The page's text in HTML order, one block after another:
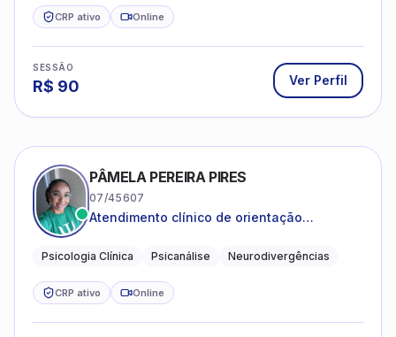
CRP ativo Online
SESSÃO
R$ 90 Ver Perfil
PÂMELA PEREIRA PIRES
07/45607
Atendimento clínico de orientação
crianças neurotípicas
Psicologia Clínica Psicanálise Neurodivergências
CRP ativo Online